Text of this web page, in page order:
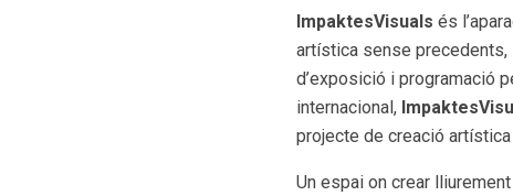
ImpaktesVisuals és
artística sense precedents,
d’exposició i programació
internacional,
projecte de creació artística
Un espai on crear